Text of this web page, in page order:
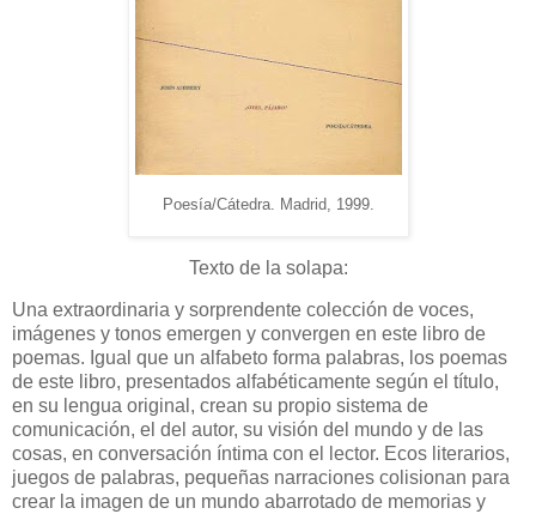
Poesía/Cátedra. Madrid, 1999.
Texto de la solapa:
Una extraordinaria y sorprendente colección de voces,
imágenes y tonos emergen y convergen en este libro de
poemas. Igual que un alfabeto forma palabras, los poemas
de este libro, presentados alfabéticamente según el título,
en su lengua original, crean su propio sistema de
comunicación, el del autor, su visión del mundo y de las
cosas, en conversación íntima con el lector. Ecos literarios,
juegos de palabras, pequeñas narraciones colisionan para
crear la imagen de un mundo abarrotado de memorias y